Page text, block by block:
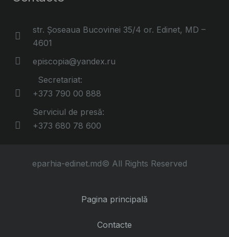
str. Șoseaua Bucovinei 35/4 or. Edinet, MD –
4601
episcopia@yandex.ru
Secretariat:
+373 790 00 888
Serviciul de presă:
+373 680 78 600
eparhia-edinet.md© All Rights Reserved
Pagina principală
Contacte